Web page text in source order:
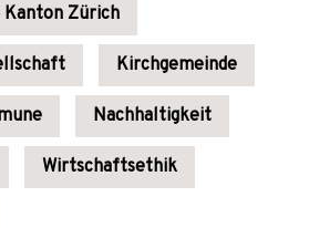
Zürich
Kirchgemeinde
Nachhaltigkeit
Wirtschaftsethik